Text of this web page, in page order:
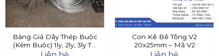
Bảng Giá Dây Thép Buộc
(Kẽm Buộc) 1ly, 2ly, 3ly Tại
Đây
Con Kê Bê Tông V2
20x25mm – Mã V2